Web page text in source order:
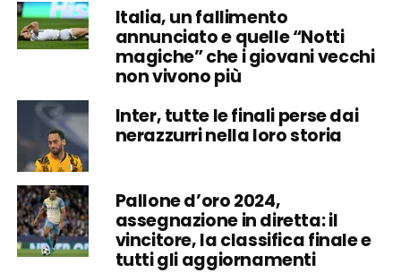
Italia, un fallimento
annunciato e quelle “Notti
magiche” che i giovani vecchi
non vivono più
Inter, tutte le finali perse dai
nerazzurri nella loro storia
Pallone d’oro 2024,
assegnazione in diretta: il
vincitore, la classifica finale e
tutti gli aggiornamenti